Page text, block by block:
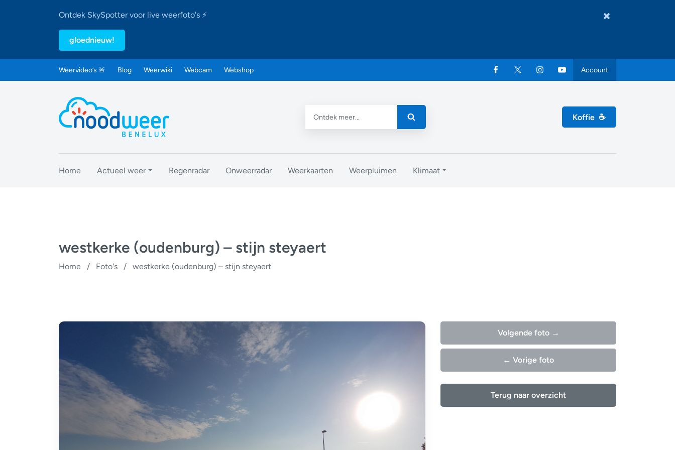
Ontdek SkySpotter voor live weerfoto's ⚡
gloednieuw!
Weervideo’s 🚨 Blog Weerwiki Webcam Webshop Account
Koffie ☕
Home Actueel weer Regenradar Onweerradar Weerkaarten Weerpluimen Klimaat
westkerke (oudenburg) – stijn steyaert
Home / Foto's / westkerke (oudenburg) – stijn steyaert
Volgende foto →
← Vorige foto
Terug naar overzicht